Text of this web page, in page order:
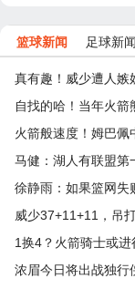
篮球新闻 足球新闻
真有趣！威少遭人嫉
自找的哈！当年火
火箭般速度！姆巴佩
马健：湖人有联盟第
徐静雨：如果篮网失
浓眉今日将出战独行